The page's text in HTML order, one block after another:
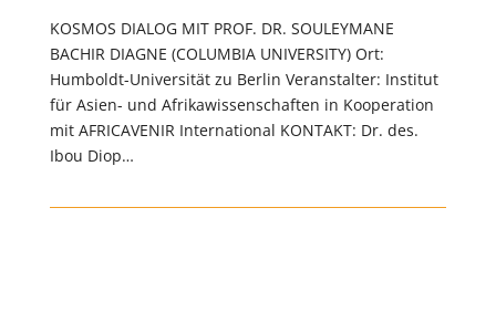
KOSMOS DIALOG MIT PROF. DR. SOULEYMANE
BACHIR DIAGNE (COLUMBIA UNIVERSITY) Ort:
Humboldt-Universität zu Berlin Veranstalter: Institut
für Asien- und Afrikawissenschaften in Kooperation
mit AFRICAVENIR International KONTAKT: Dr. des.
Ibou Diop…